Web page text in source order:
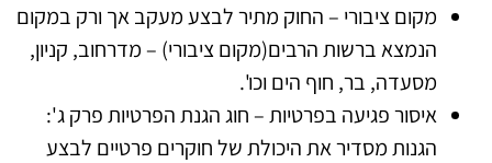
מקום ציבורי – החוק מתיר לבצע מעקב אך ורק במקום
הנמצא ברשות הרבים(מקום ציבורי) – מדרחוב, קניון,
מסעדה, בר, חוף הים וכו'.
איסור פגיעה בפרטיות – חוג הגנת הפרטיות פרק ג':
הגנות מסדיר את היכולת של חוקרים פרטיים לבצע